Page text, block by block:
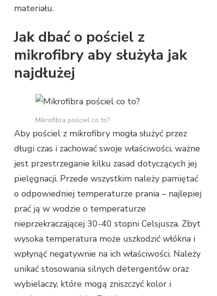
materiału.
Jak dbać o pościel z
mikrofibry aby służyła jak
najdłużej
Mikrofibra pościel co to?
Aby pościel z mikrofibry mogła służyć przez
długi czas i zachować swoje właściwości, ważne
jest przestrzeganie kilku zasad dotyczących jej
pielęgnacji. Przede wszystkim należy pamiętać
o odpowiedniej temperaturze prania – najlepiej
prać ją w wodzie o temperaturze
nieprzekraczającej 30-40 stopni Celsjusza. Zbyt
wysoka temperatura może uszkodzić włókna i
wpłynąć negatywnie na ich właściwości. Należy
unikać stosowania silnych detergentów oraz
wybielaczy, które mogą zniszczyć kolor i